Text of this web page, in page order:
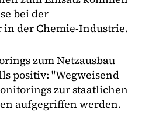
bei der
der Chemie-Industrie.
zum Netzausbau
positiv: "Wegweisend
zur staatlichen
aufgegriffen werden.